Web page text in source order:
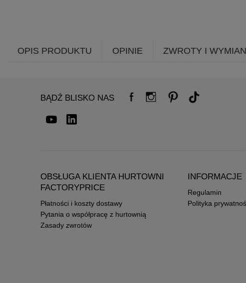
OPIS PRODUKTU OPINIE ZWROTY I
BĄDŹ BLISKO NAS
OBSŁUGA KLIENTA HURTOWNI
FACTORYPRICE
Płatności i koszty dostawy
Pytania o współpracę z hurtownią
Zasady zwrotów
INFORMACJE
Regulamin
Polityka